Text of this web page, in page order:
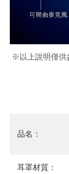
※ 以上說明僅
品名：
耳罩材質：